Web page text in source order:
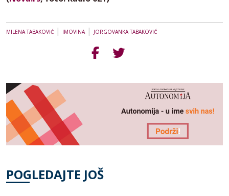
MILENA TABAKOVIĆ | IMOVINA| JORGOVANKA TABAKOVIĆ
POGLEDAJTE JOŠ